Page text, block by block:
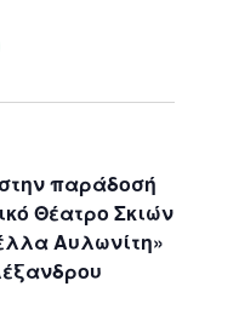
παράδοσή
Θέατρο Σκιών
Αυλωνίτη»